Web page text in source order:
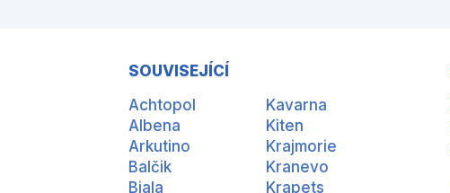
SOUVISEJÍCÍ
Achtopol
Albena
Arkutino
Balčik
Bjala
Kavarna
Kiten
Krajmorie
Kranevo
Krapets